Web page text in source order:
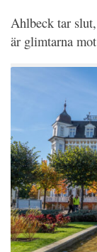
Ahlbeck tar
är glimtarna